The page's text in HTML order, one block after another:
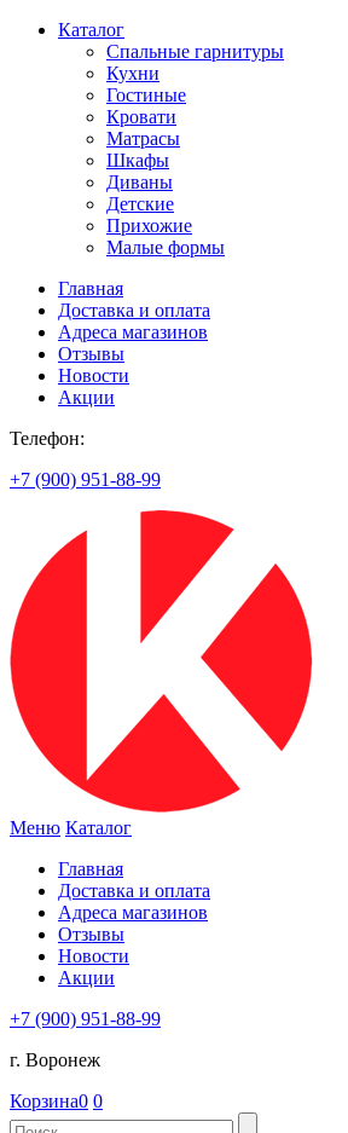
Каталог
Спальные гарнитуры
Кухни
Гостиные
Кровати
Матрасы
Шкафы
Диваны
Детские
Прихожие
Малые формы
Главная
Доставка и оплата
Адреса магазинов
Отзывы
Новости
Акции
Телефон:
+7 (900) 951-88-99
Меню Каталог
Главная
Доставка и оплата
Адреса магазинов
Отзывы
Новости
Акции
+7 (900) 951-88-99
г. Воронеж
Корзина0 0